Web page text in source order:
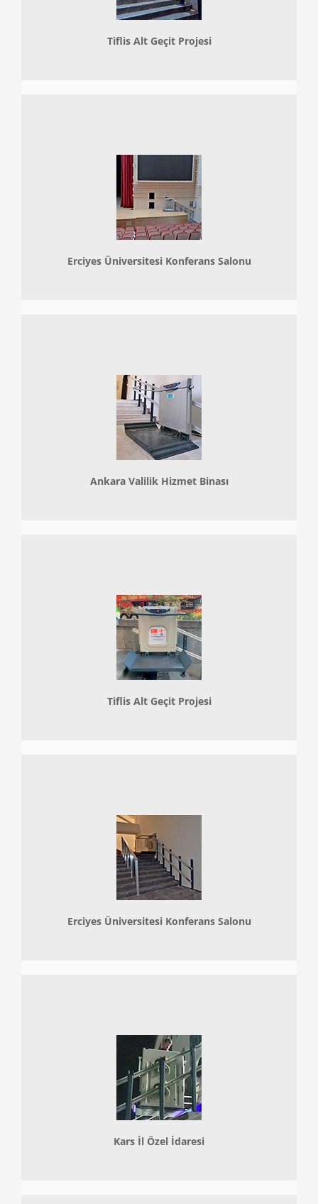
Tiflis Alt Geçit Projesi
Erciyes Üniversitesi Konferans Salonu
Ankara Valilik Hizmet Binası
Tiflis Alt Geçit Projesi
Erciyes Üniversitesi Konferans Salonu
Kars İl Özel İdaresi